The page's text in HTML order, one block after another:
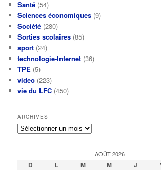
Santé (54)
Sciences économiques (9)
Société (280)
Sorties scolaires (85)
sport (24)
technologie-Internet (36)
TPE (5)
video (223)
vie du LFC (450)
ARCHIVES
Archives
AOÛT 2026
D L M M J